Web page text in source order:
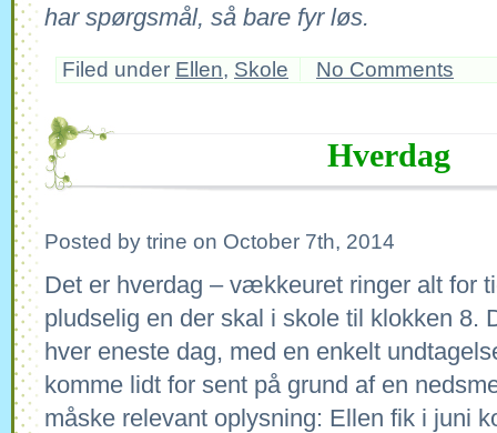
har spørgsmål, så bare fyr løs.
Filed under Ellen, Skole No Comments
Hverdag
Posted by trine on October 7th, 2014
Det er hverdag – vækkeuret ringer alt for
pludselig en der skal i skole til klokken 8.
hver eneste dag, med en enkelt
komme lidt for sent på grund af en
måske relevant oplysning: Ellen fik i juni